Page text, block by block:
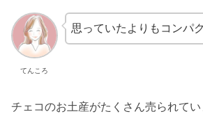
てんころ
思っていたよりもコンパ
チェコのお土産がたくさん売られてい